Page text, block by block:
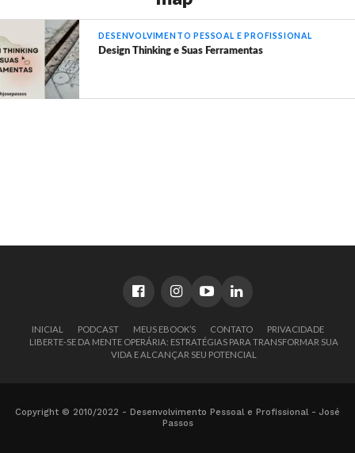
DESENVOLVIMENTO PESSOAL E PROFISSIONAL
Design Thinking e Suas Ferramentas
INICIAL PODCAST MEUS EBOOK’S CONTATO
PRIVACIDADE
LIBERTE-SE DA MENTE OPERÁRIA: ESTRATÉGIAS PARA TRANSFORMAR SUA
VIDA E ALCANÇAR SEU POTENCIAL
Copyright © 2010/2022 - Desenvolvimento Pessoal e Profissional - José
Passos